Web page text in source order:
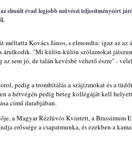
elmúlt évad legjobb művészi teljesítményéért
Kovács János, s elmondta: igaz az az
árulkodik. "Mi külön-külön szólamokat
sem jó, de talán kevésbé vehető észre" -
pedig a trombitálás a szájizmokat és a
a hétvégén pedig beteg kollégáját kell
című darabjában.
a Magyar Rézfúvós Kvintett, a Brassimum
erőssége a csapatmunka, és ezekben a